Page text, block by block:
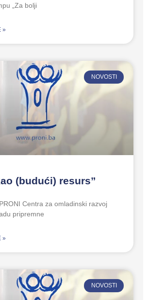
„Za bolji
»
NOVOSTI
(budući) resurs”
Centra za omladinski razvoj
pripremne
»
NOVOSTI